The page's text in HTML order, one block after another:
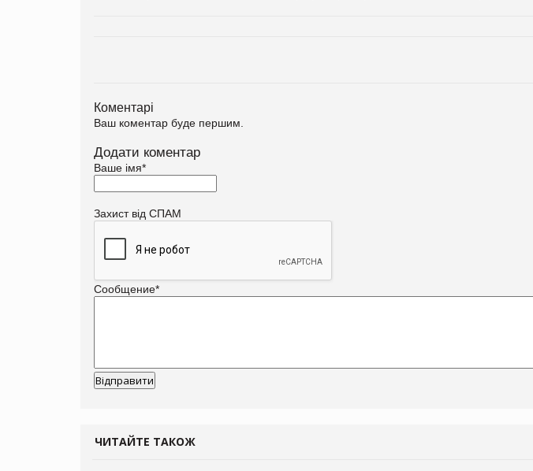
Коментарі
Ваш коментар буде першим.
Додати коментар
Ваше імя*
Захист від СПАМ
Сообщение*
ЧИТАЙТЕ ТАКОЖ